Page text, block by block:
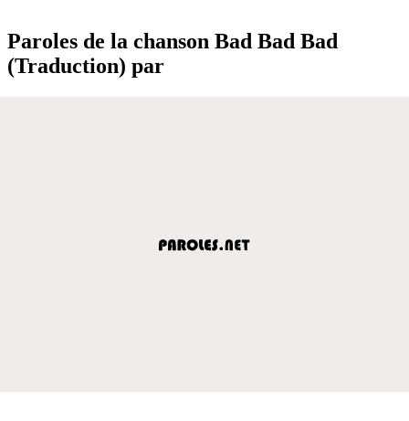
Paroles de la chanson Bad Bad Bad
(Traduction) par